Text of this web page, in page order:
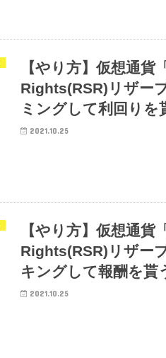
【やり方】仮想通貨
Rights(RSR)リザー
ミングして利回りを
2021.10.25
【やり方】仮想通貨
Rights(RSR)リザー
キングして報酬を貰
2021.10.25